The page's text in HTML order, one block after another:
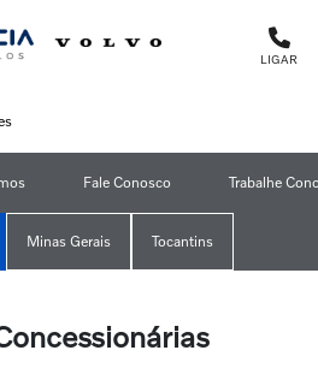
LIGAR
Fale Conosco Trabalhe
Minas Gerais Tocantins